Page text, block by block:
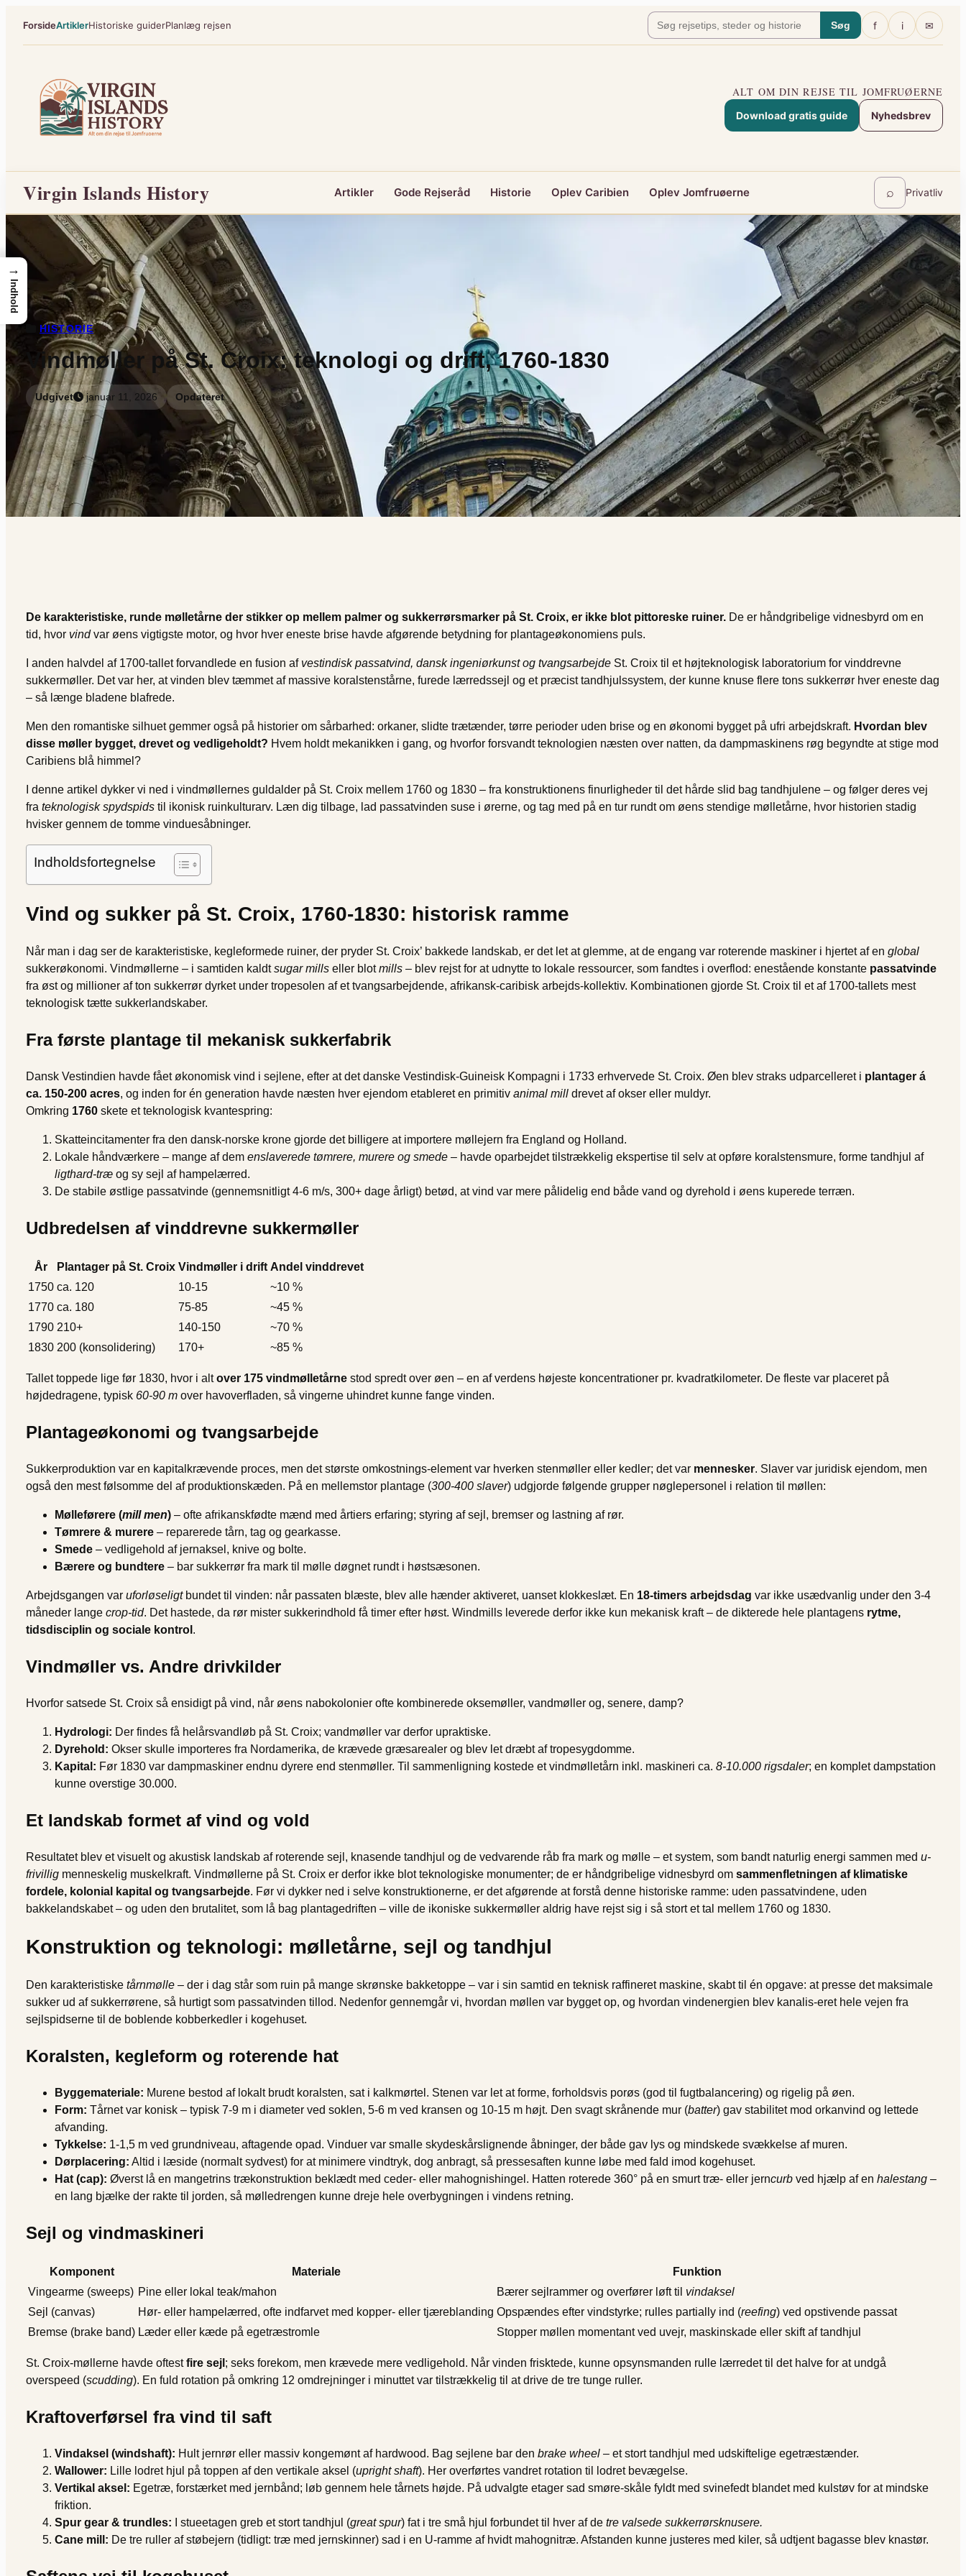
indhold
ForsideArtiklerHistoriske guiderPlanlæg rejsen Søg f i ✉
ALT OM DIN REJSE TIL JOMFRUØERNE
Download gratis guide Nyhedsbrev
Virgin Islands History Artikler Gode Rejseråd Historie Oplev Caribien Oplev Jomfruøerne ⌕ Privatliv
HISTORIE
Vindmøller på St. Croix: teknologi og drift, 1760-1830
Udgivet januar 11, 2026 Opdateret
De karakteristiske, runde mølletårne der stikker op mellem palmer og sukkerrørsmarker på St. Croix, er ikke blot pittoreske ruiner. De er håndgribelige vidnesbyrd om en
tid, hvor vindvar øens vigtigste motor, og hvor hver eneste brise havde afgørende betydning for plantageøkonomiens puls.
I anden halvdel af 1700-tallet forvandlede en fusion af vestindisk passatvind, dansk ingeniørkunst og tvangsarbejde St. Croix til et højteknologisk laboratorium for vinddrevne
sukkermøller. Det var her, at vinden blev tæmmet af massive koralstenstårne, furede lærredssejl og et præcist tandhjulssystem, der kunne knuse flere tons sukkerrør hver eneste dag
– så længe bladene blafrede.
Men den romantiske silhuet gemmer også på historier om sårbarhed: orkaner, slidte trætænder, tørre perioder uden brise og en økonomi bygget på ufri arbejdskraft. Hvordan blev
disse møller bygget, drevet og vedligeholdt? Hvem holdt mekanikken i gang, og hvorfor forsvandt teknologien næsten over natten, da dampmaskinens røg begyndte at stige mod
Caribiens blå himmel?
I denne artikel dykker vi ned i vindmøllernes guldalder på St. Croix mellem 1760 og 1830 – fra konstruktionens finurligheder til det hårde slid bag tandhjulene – og følger deres vej
fra teknologisk spydspids til ikonisk ruinkulturarv. Læn dig tilbage, lad passatvinden suse i ørerne, og tag med på en tur rundt om øens stendige mølletårne, hvor historien stadig
hvisker gennem de tomme vinduesåbninger.
Indholdsfortegnelse
Vind og sukker på St. Croix, 1760-1830: historisk ramme
Når man i dag ser de karakteristiske, kegleformede ruiner, der pryder St. Croix’ bakkede landskab, er det let at glemme, at de engang var roterende maskiner i hjertet af en global
sukkerøkonomi. Vindmøllerne – i samtiden kaldtsugar mills eller blotmills – blev rejst for at udnytte to lokale ressourcer, som fandtes i overflod: enestående konstante passatvinde
fra øst og millioner af ton sukkerrør dyrket under tropesolen af et tvangsarbejdende, afrikansk-caribisk arbejds-kollektiv. Kombinationen gjorde St. Croix til et af 1700-tallets mest
teknologisk tætte sukkerlands­kaber.
Fra første plantage til mekanisk sukkerfabrik
Dansk Vestindien havde fået økonomisk vind i sejlene, efter at det danske Vestindisk-Guineisk Kompagni i 1733 erhvervede St. Croix. Øen blev straks udparcelleret i plantager á
ca. 150-200 acres, og inden for én generation havde næsten hver ejendom etableret en primitiv animal mill drevet af okser eller muldyr.
Omkring 1760 skete et teknologisk kvantespring:
Skatteincitamenter fra den dansk-norske krone gjorde det billigere at importere møllejern fra England og Holland.
Lokale håndværkere – mange af dem enslaverede tømrere, murere og smede – havde oparbejdet tilstrækkelig ekspertise til selv at opføre koralstensmure, forme tandhjul af
ligthard-træ og sy sejl af hampelærred.
De stabile østlige passatvinde (gennemsnitligt 4-6 m/s, 300+ dage årligt) betød, at vind var mere pålidelig end både vand og dyrehold i øens kuperede terræn.
Udbredelsen af vinddrevne sukkermøller
År Plantager på St. Croix Vindmøller i drift Andel vinddrevet
1750 ca. 120 10-15
~10 %
1770 ca. 180 75-85
~45 %
1790 210+ 140-150
~70 %
1830 200 (konsolidering) 170+ ~85 %
Tallet toppede lige før 1830, hvor i altover 175 vindmølletårne stod spredt over øen – en af verdens højeste koncentrationer pr. kvadratkilometer. De fleste var placeret på
højdedragene, typisk 60-90 m over hav­overfladen, så vingerne uhindret kunne fange vinden.
Plantageøkonomi og tvangsarbejde
Sukkerproduktion var en kapitalkrævende proces, men det største omkostnings-element var hverken stenmøller eller kedler; det var mennesker. Slaver var juridisk ejendom, men
også den mest følsomme del af produktionskæden. På en mellemstor plantage (300-400 slaver) udgjorde følgende grupper nøglepersonel i relation til møllen:
Mølleførere (mill men) – ofte afrikanskfødte mænd med årtiers erfaring; styring af sejl, bremser og lastning af rør.
Tømrere & murere – reparerede tårn, tag og gearkasse.
Smede – vedligehold af jernaksel, knive og bolte.
Bærere og bundtere – bar sukkerrør fra mark til mølle døgnet rundt i høstsæsonen.
Arbejdsgangen var ufor­løseligtbundet til vinden: når passaten blæste, blev alle hænder aktiveret, uanset klokkeslæt. En 18-timers arbejdsdag var ikke usædvanlig under den 3-4
måneder lange crop-tid. Det hastede, da rør mister sukkerindhold få timer efter høst. Windmills leverede derfor ikke kun mekanisk kraft – de dikterede hele plantagens rytme,
tidsdisci­plin og sociale kontrol .
Vindmøller vs. Andre drivkilder
Hvorfor satsede St. Croix så ensidigt på vind, når øens nabokolonier ofte kombinerede oksemøller, vandmøller og, senere, damp?
Hydrologi: Der findes få helårs­vandløb på St. Croix; vandmøller var derfor upraktiske.
Dyrehold: Okser skulle importeres fra Nordamerika, de krævede græsarealer og blev let dræbt af tropesygdomme.
Kapital: Før 1830 var dampmaskiner endnu dyrere end stenmøller. Til sammenligning kostede et vindmølletårn inkl. maskineri ca. 8-10.000 rigsdaler; en komplet dampstation
kunne overstige 30.000.
Et landskab formet af vind og vold
Resultatet blev et visuelt og akustisk landskab af roterende sejl, knasende tandhjul og de vedvarende råb fra mark og mølle – et system, som bandt naturlig energi sammen med u-
frivillig menneskelig muskelkraft. Vindmøllerne på St. Croix er derfor ikke blot teknologiske monumenter; de er håndgribelige vidnesbyrd om sammenfletningen af klimatiske
fordele, kolonial kapital og tvangsarbejde. Før vi dykker ned i selve konstruktionerne, er det afgørende at forstå denne historiske ramme: uden passatvindene, uden
bakkelandskabet – og uden den brutalitet, som lå bag plantagedriften – ville de ikoniske sukkermøller aldrig have rejst sig i så stort et tal mellem 1760 og 1830.
Konstruktion og teknologi: mølletårne, sejl og tandhjul
Den karakteristiske tårnmølle – der i dag står som ruin på mange skrønske bakketoppe – var i sin samtid en teknisk raffineret maskine, skabt til én opgave: at presse det maksimale
sukker ud af sukkerrørene, så hurtigt som passatvinden tillod. Nedenfor gennemgår vi, hvordan møllen var bygget op, og hvordan vindenergien blev kanalis-eret hele vejen fra
sejlspidserne til de boblende kobberkedler i kogehuset.
Koralsten, kegleform og roterende hat
Byggemateriale: Murene bestod af lokalt brudt koralsten, sat i kalkmørtel. Stenen var let at forme, forholdsvis porøs (god til fugtbalancering) og ­rigelig på øen.
Form: Tårnet var konisk – typisk 7-9 m i diameter ved soklen, 5-6 m ved kransen og 10-15 m højt. Den svagt skrånende mur (batter) gav stabilitet mod orkanvind og lettede
afvanding.
Tykkelse: 1-1,5 m ved grundniveau, aftagende opad. Vinduer var smalle skydeskårslignende åbninger, der både gav lys og mindskede svækkelse af muren.
Dørplacering: Altid i læside (normalt sydvest) for at minimere vindtryk, dog anbragt, så pressesaften kunne løbe med fald imod kogehuset.
Hat (cap): Øverst lå en mangetrins trækonstruktion beklædt med ceder- eller mahognishingel. Hatten roterede 360° på en smurt træ- eller jerncurb ved hjælp af en halestang –
en lang bjælke der rakte til jorden, så mølledrengen kunne dreje hele overbygningen i vindens retning.
Sejl og vindmaskineri
Komponent Materiale
Funktion
Vingearme (sweeps) Pine eller lokal teak/mahon Bærer sejlrammer og overfører løft til vindaksel
Sejl (canvas)
Hør- eller hampelærred, ofte indfarvet med kopper- eller tjæreblanding Opspændes efter vindstyrke; rulles partially ind (reefing) ved opstivende passat
Bremse (brake band) Læder eller kæde på egetræstromle Stopper møllen momentant ved uvejr, maskinskade eller skift af tandhjul
St. Croix-møllerne havde oftestfire sejl ; seks forekom, men krævede mere vedligehold. Når vinden frisktede, kunne opsynsmanden rulle lærredet til det halve for at undgå
overspeed (scudding). En fuld rotation på omkring 12 omdrejninger i minuttet var tilstrækkelig til at drive de tre tunge ruller.
Kraftoverførsel fra vind til saft
Vindaksel (windshaft): Hult jernrør eller massiv kongemønt af hardwood. Bag sejlene bar den brake wheel – et stort tandhjul med udskiftelige egetræstænder.
Wallower: Lille lodret hjul på toppen af den vertikale aksel (upright shaft). Her overførtes vandret rotation til lodret bevægelse.
Vertikal aksel: Egetræ, forstærket med jernbånd; løb gennem hele tårnets højde. På udvalgte etager sad smøre-skåle fyldt med svinefedt blandet med kulstøv for at mindske
friktion.
Spur gear & trundles: I stueetagen greb et stort tandhjul (great spur) fat i tre små hjul forbundet til hver af de tre valsede sukkerrørsknusere.
Cane mill: De tre ruller af støbejern (tidligt: træ med jernskinner) sad i en U-ramme af hvidt mahognitræ. Afstanden kunne justeres med kiler, så udtjent bagasse blev knastør.
→
Indhold